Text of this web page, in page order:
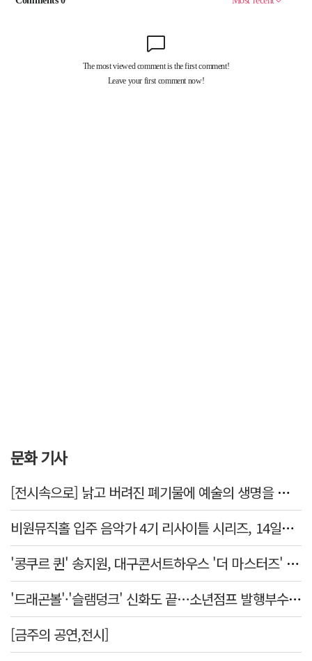
문화 기사
[전시속으로] 낡고 버려진 폐기물에 예술의 생명을 불어넣다…김결수 개인전
비원뮤직홀 입주 음악가 4기 리사이틀 시리즈, 14일부터 6주간 개최
'콩쿠르 퀸' 송지원, 대구콘서트하우스 '더 마스터즈' 무대 오른다
'드래곤볼'·'슬램덩크' 신화도 끝…소년점프 발행부수 100만부 붕괴
[금주의 공연,전시]